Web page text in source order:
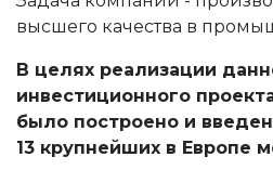
высшего качества в
В целях реализации
инвестиционного
было построено и
13 крупнейших в Европе